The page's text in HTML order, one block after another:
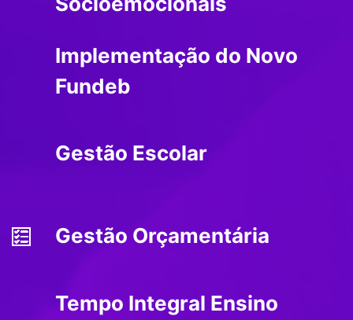
Implementação do Novo
Fundeb
Gestão Escolar
Gestão Orçamentária
Tempo Integral Ensino